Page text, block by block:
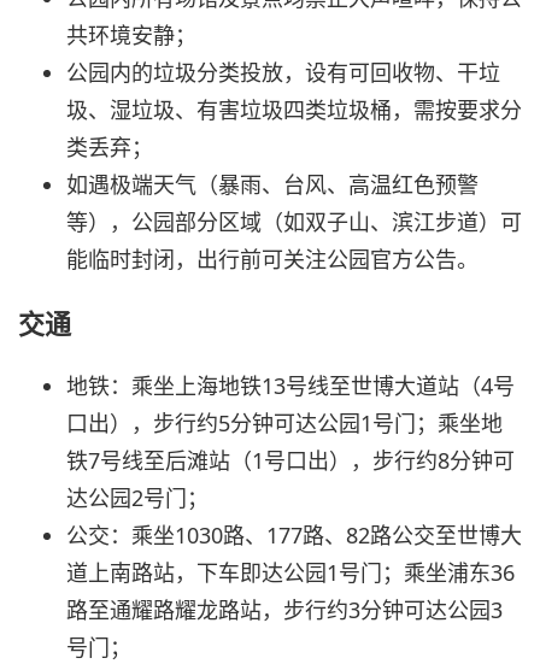
共环境安静；
公园内的垃圾分类投放，设有可回收物、干垃
圾、湿垃圾、有害垃圾四类垃圾桶，需按要求分
类丢弃；
如遇极端天气（暴雨、台风、高温红色预警
等），公园部分区域（如双子山、滨江步道）可
能临时封闭，出行前可关注公园官方公告。
交通
地铁：乘坐上海地铁13号线至世博大道站（4号
口出），步行约5分钟可达公园1号门；乘坐地
铁7号线至后滩站（1号口出），步行约8分钟可
达公园2号门；
公交：乘坐1030路、177路、82路公交至世博大
道上南路站，下车即达公园1号门；乘坐浦东36
路至通耀路耀龙路站，步行约3分钟可达公园3
号门；